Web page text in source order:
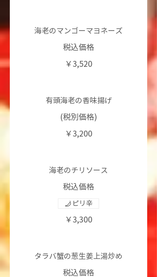
海老のマンゴーマヨネーズ
税込価格
￥3,520
有頭海老の香味揚げ
(税別価格)
￥3,200
海老のチリソース
税込価格
￥3,300
ピリ辛
タラバ蟹の葱生姜上湯炒め
税込価格